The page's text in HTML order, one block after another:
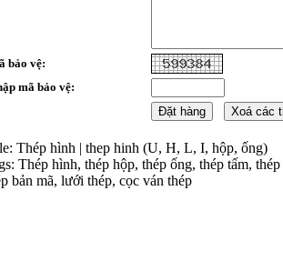
bảo vệ:
mã bảo vệ:
Thép hình | thep hinh (U, H, L, I, hộp, ống)
Thép hình, thép hộp, thép ống, thép tấm,
bản mã, lưới thép, cọc ván thép